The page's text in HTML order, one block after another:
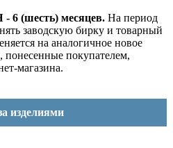
(шесть) месяцев. На период
заводскую бирку и товарный
на аналогичное новое
понесенные покупателем,
магазина.
изделиями